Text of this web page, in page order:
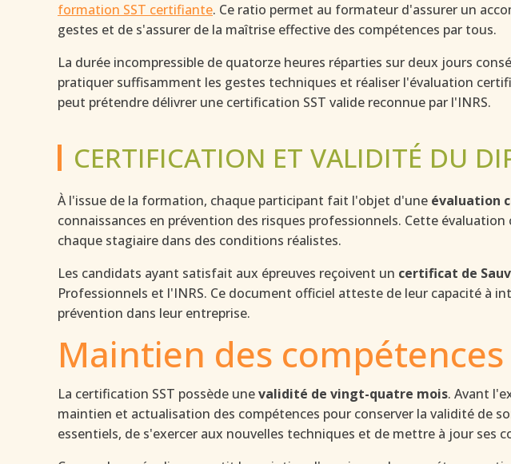
formation SST certifiante. Ce ratio permet au formateur d'assurer un
gestes et de s'assurer de la maîtrise effective des compétences par tous.
La durée incompressible de quatorze heures réparties sur deux jours
pratiquer suffisamment les gestes techniques et réaliser l'évaluation
peut prétendre délivrer une certification SST valide reconnue par l'INRS.
CERTIFICATION ET VALIDITÉ DU
À l'issue de la formation, chaque participant fait l'objet d'une évaluation
connaissances en prévention des risques professionnels. Cette
chaque stagiaire dans des conditions réalistes.
Les candidats ayant satisfait aux épreuves reçoivent un certificat de
Professionnels et l'INRS. Ce document officiel atteste de leur capacité à
prévention dans leur entreprise.
Maintien des
La certification SST possède unevalidité de vingt-quatre mois. Avant
maintien et actualisation des compétences pour conserver la validité de
essentiels, de s'exercer aux nouvelles techniques et de mettre à jour ses